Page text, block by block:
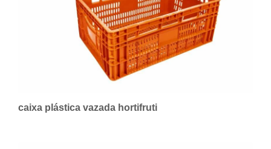
caixa plástica vazada hortifruti